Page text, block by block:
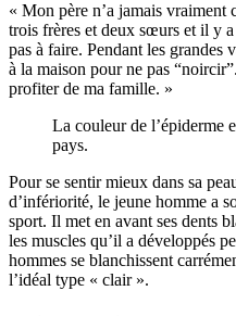
« Mon père n’a jamais vraiment
trois frères et deux sœurs et il y
pas à faire. Pendant les grandes
à la maison pour ne pas
profiter de ma famille. »
La couleur de l’épiderme
pays.
Pour se sentir mieux dans sa
d’infériorité, le jeune homme a
sport. Il met en avant ses dents
les muscles qu’il a développés
hommes se blanchissent
l’idéal type « clair ».